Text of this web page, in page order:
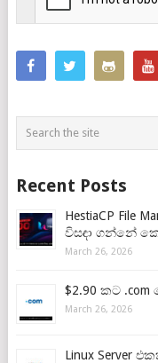
Recent Posts
HestiaCP File
විසඳා ගන්නේ
March 26, 2026
$2.90 කට
March 26, 2026
Linux Server